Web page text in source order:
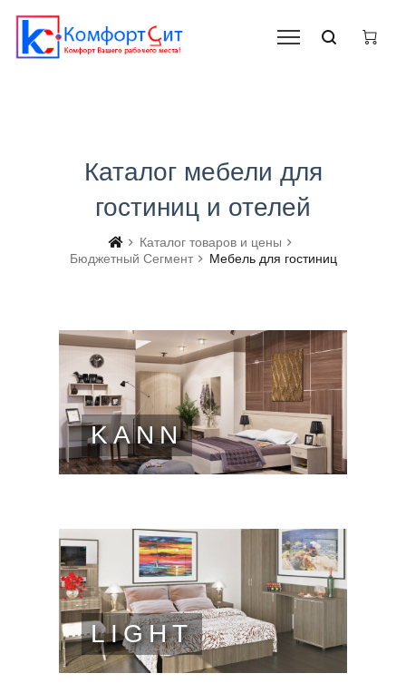
Каталог мебели для
гостиниц и отелей
Каталог товаров и цены
Бюджетный Сегмент
Мебель для гостиниц
KANN
LIGHT